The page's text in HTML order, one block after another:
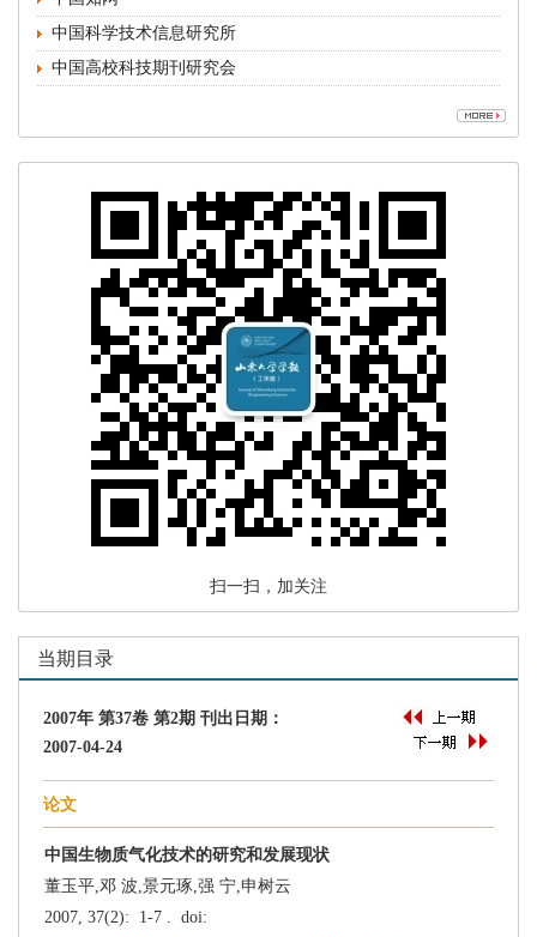
中国高校科技期刊研究会
扫一扫，加关注
董玉平,邓 波,景元琢,强 宁,申树云